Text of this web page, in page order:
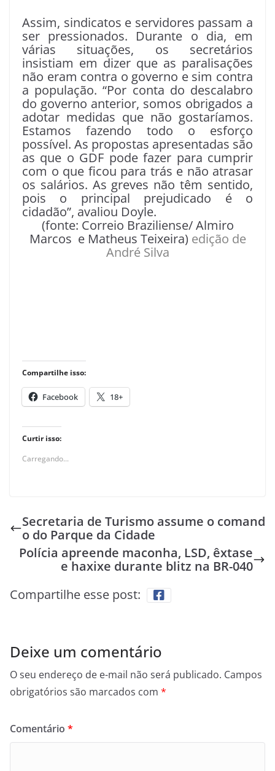
Assim, sindicatos e servidores passam a
ser pressionados. Durante o dia, em
várias situações, os secretários
insistiam em dizer que as paralisações
não eram contra o governo e sim contra
a população. “Por conta do descalabro
do governo anterior, somos obrigados a
adotar medidas que não gostaríamos.
Estamos fazendo todo o esforço
possível. As propostas apresentadas são
as que o GDF pode fazer para cumprir
com o que ficou para trás e não atrasar
os salários. As greves não têm sentido,
pois o principal prejudicado é o
cidadão”, avaliou Doyle.
(fonte: Correio Braziliense/ Almiro
Marcos e Matheus Teixeira) edição de
André Silva
Compartilhe isso:
Facebook 18+
Curtir isso:
Carregando...
Secretaria de Turismo assume o comand
o do Parque da Cidade
Polícia apreende maconha, LSD, êxtase
e haxixe durante blitz na BR-040
Compartilhe esse post:
Deixe um comentário
O seu endereço de e-mail não será publicado. Campos
obrigatórios são marcados com *
Comentário *